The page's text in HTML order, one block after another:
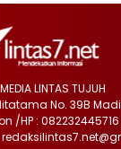
LINTAS TUJUH
No. 39B
/HP : 082232445716